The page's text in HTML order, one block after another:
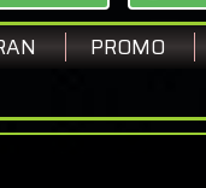
PROMO